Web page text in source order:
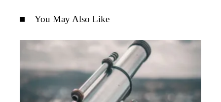
You May Also Like